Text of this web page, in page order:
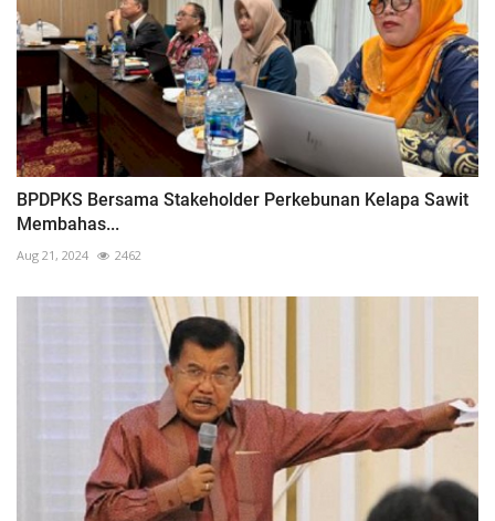
BPDPKS Bersama Stakeholder Perkebunan Kelapa Sawit
Membahas...
Aug 21, 2024 2462